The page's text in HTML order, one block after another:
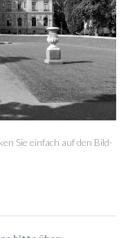
Sie einfach auf den Bild-